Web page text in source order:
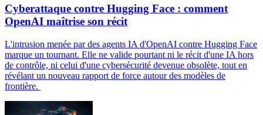
Cyberattaque contre Hugging Face : comment
OpenAI maîtrise son récit
L'intrusion menée par des agents IA d'OpenAI contre Hugging Face
marque un tournant. Elle ne valide pourtant ni le récit d'une IA hors
de contrôle, ni celui d'une cybersécurité devenue obsolète, tout en
révélant un nouveau rapport de force autour des modèles de
frontière.